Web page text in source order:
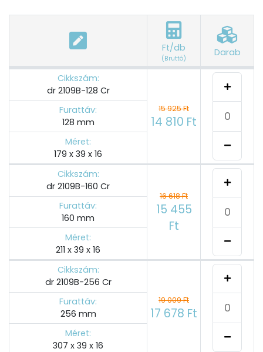
Ft/db
(Bruttó)
Darab
Cikkszám:
dr 2109B-128 Cr
15 925 Ft
14 810 Ft
Furattáv:
128 mm
Méret:
179 x 39 x 16
Cikkszám:
dr 2109B-160 Cr
16 618 Ft
15 455
Ft
Furattáv:
160 mm
Méret:
211 x 39 x 16
Cikkszám:
dr 2109B-256 Cr
19 009 Ft
17 678 Ft
Furattáv:
256 mm
Méret:
307 x 39 x 16